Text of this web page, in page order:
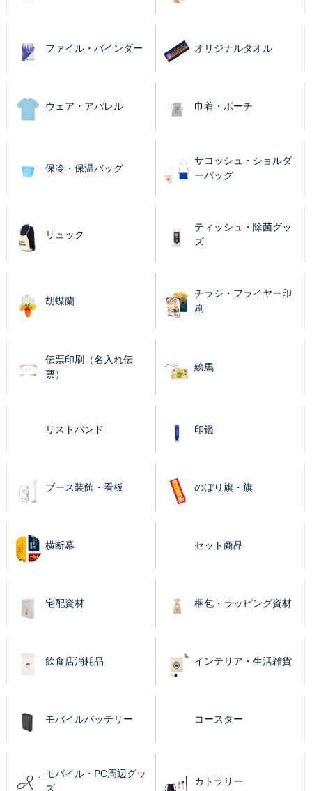
ファイル・バインダー オリジナルタオル
ウェア・アパレル 巾着・ポーチ
保冷・保温バッグ
サコッシュ・ショルダ
ーバッグ
リュック
ティッシュ・除菌グッ
ズ
胡蝶蘭
チラシ・フライヤー印
刷
伝票印刷（名入れ伝
票）
絵馬
リストバンド 印鑑
ブース装飾・看板 のぼり旗・旗
横断幕 セット商品
宅配資材 梱包・ラッピング資材
飲食店消耗品 インテリア・生活雑貨
モバイルバッテリー コースター
モバイル・PC周辺グッ
ズ
カトラリー